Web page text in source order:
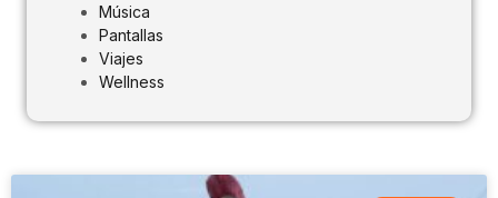
Música
Pantallas
Viajes
Wellness